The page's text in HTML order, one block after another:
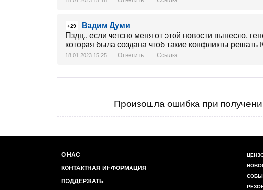
+29
Вадим Думи
Пздц.. если четсно меня от этой новости вынесло,
которая была создана чтоб такие конфликты решать
18.01.2023 15:25 Ответить Ссылка
Произошла ошибка при
О НАС
КОНТАКТНАЯ ИНФОРМАЦИЯ
ПОДДЕРЖАТЬ